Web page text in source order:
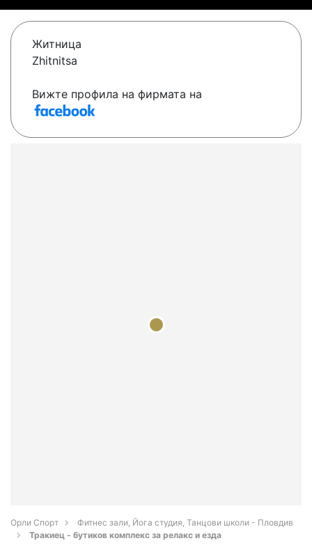
Житница
Zhitnitsa
Вижте профила на фирмата на
Орли Спорт
Фитнес зали, Йога студия, Танцови школи - Пловдив
Тракиец - бутиков комплекс за релакс и езда